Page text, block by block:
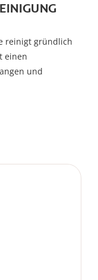
reinigt gründlich
einen
und